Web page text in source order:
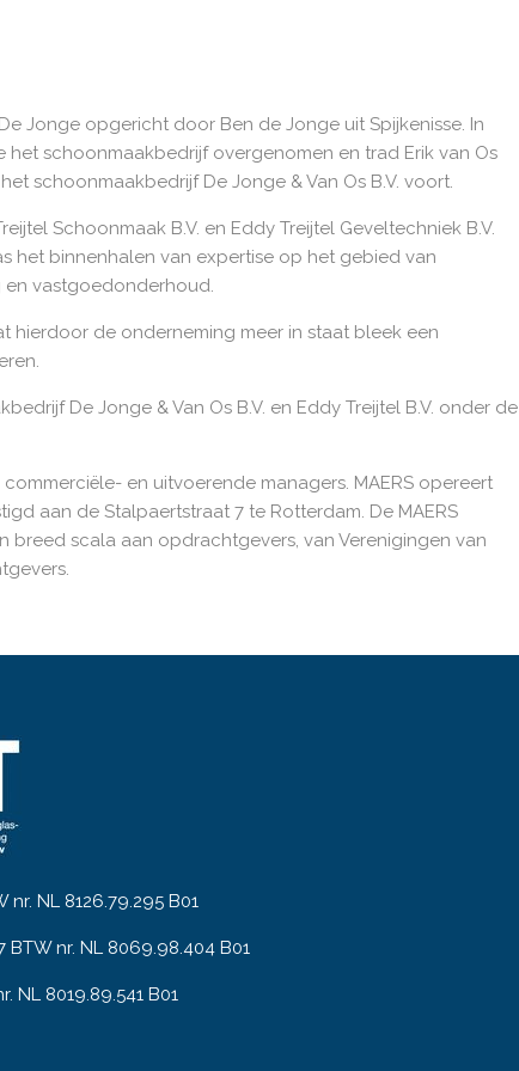
Jonge opgericht door Ben de Jonge uit Spijkenisse. In
het schoonmaakbedrijf overgenomen en trad Erik van Os
schoonmaakbedrijf De Jonge & Van Os B.V. voort.
Schoonmaak B.V. en Eddy Treijtel Geveltechniek B.V.
het binnenhalen van expertise op het gebied van
en vastgoedonderhoud.
hierdoor de onderneming meer in staat bleek een
De Jonge & Van Os B.V. en Eddy Treijtel B.V. onder de
en uitvoerende managers. MAERS opereert
aan de Stalpaertstraat 7 te Rotterdam. De MAERS
breed scala aan opdrachtgevers, van Verenigingen van
nr. NL 8126.79.295 B01
BTW nr. NL 8069.98.404 B01
NL 8019.89.541 B01